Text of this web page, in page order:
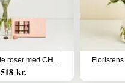
De lyserøde roser med CHO CHO 18 stk.
518 kr.